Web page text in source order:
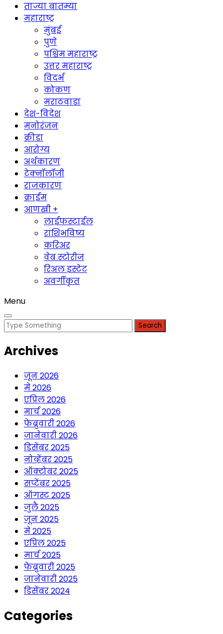
ताज्या बातम्या
महाराष्ट्र
मुंबई
पुणे
पश्चिम महाराष्ट्र
उत्तर महाराष्ट्र
विदर्भ
कोकण
मराठवाडा
देश-विदेश
मनोरंजन
क्रीडा
आरोग्य
अर्थकारण
टेक्नॉलॉजी
राजकारण
क्राईम
आणखी +
लाईफस्टाईल
राशिभविष्य
करिअर
वेब स्टोरीज
रिअल इस्टेट
अवर्गीकृत
Menu
Search
Archives
जून 2026
मे 2026
एप्रिल 2026
मार्च 2026
फेब्रुवारी 2026
जानेवारी 2026
डिसेंबर 2025
नोव्हेंबर 2025
ऑक्टोबर 2025
सप्टेंबर 2025
ऑगस्ट 2025
जुलै 2025
जून 2025
मे 2025
एप्रिल 2025
मार्च 2025
फेब्रुवारी 2025
जानेवारी 2025
डिसेंबर 2024
Categories